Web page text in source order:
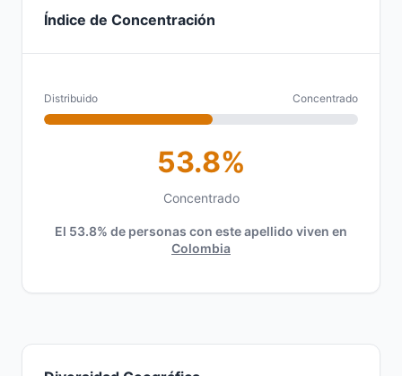
Índice de Concentración
Distribuido Concentrado
53.8%
Concentrado
El 53.8% de personas con este apellido viven en
Colombia